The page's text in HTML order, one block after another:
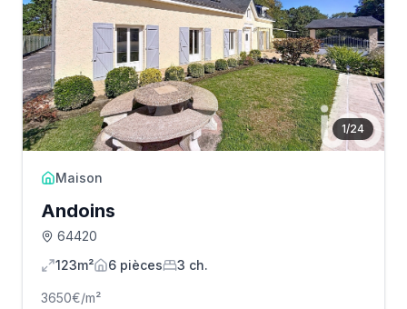
1/24
Maison
Andoins
64420
123m²
6 pièces 3 ch.
3650€/m²